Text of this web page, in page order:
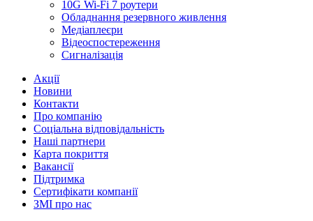
10G Wi-Fi 7 роутери
Обладнання резервного живлення
Медiаплеєри
Відеоспостереження
Сигналізація
Акції
Новини
Контакти
Про компанію
Соціальна відповідальність
Наші партнери
Карта покриття
Вакансії
Підтримка
Сертифікати компанії
ЗМІ про нас